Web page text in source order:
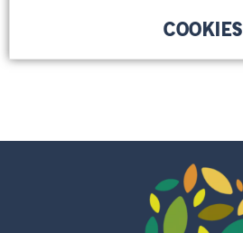
COOKIES